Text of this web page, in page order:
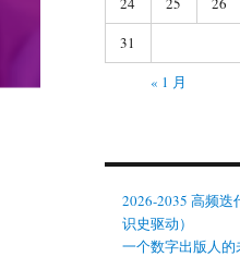
31
« 1 月
2026-2035 高频迭
识史驱动）
一个数字出版人的